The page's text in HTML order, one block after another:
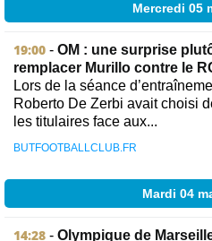
Mercredi 05
19:00 - OM : une surprise
remplacer Murillo contre le
Lors de la séance
Roberto De Zerbi avait choisi
les titulaires face aux...
BUTFOOTBALLCLUB.FR
Mardi 04
14:28 - Olympique de